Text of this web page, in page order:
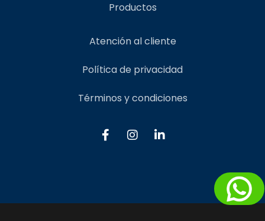
Productos
Atención al cliente
Política de privacidad
Términos y condiciones